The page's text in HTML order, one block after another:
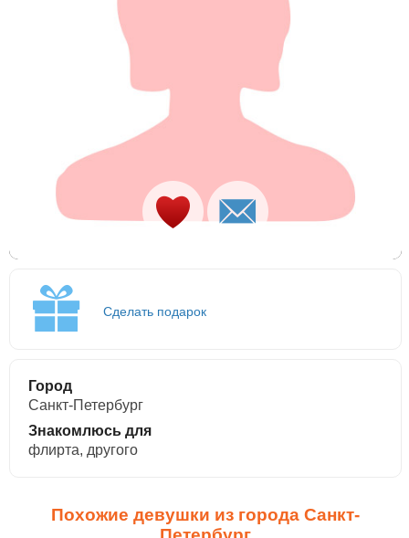
Сделать подарок
Город
Санкт-Петербург
Знакомлюсь для
флирта, другого
Похожие девушки из города Санкт-